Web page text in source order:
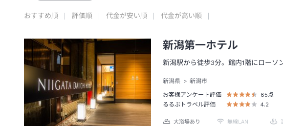
おすすめ順 評価順 代金が安い順 代金が高い順
新潟第一ホテル
新潟駅から徒歩3分。館内1階にローソ
新潟県
新潟市
お客様アンケート評価
85点
るるぶトラベル評価
4.2
大浴場あり 無線LAN